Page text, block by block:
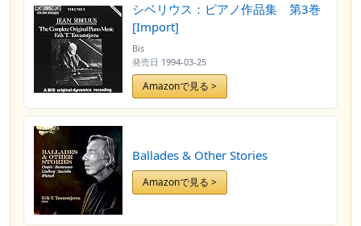
シベリウス：ピアノ作品集 第3巻
[Import]
Bis
発売日 1994-03-25
Amazonで見る >
Ballades & Other Stories
Amazonで見る >